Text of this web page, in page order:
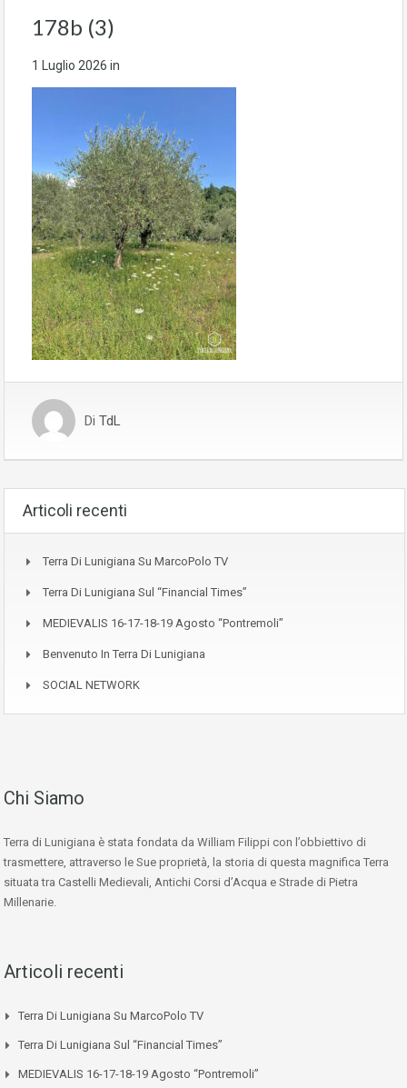
178b (3)
1 Luglio 2026 in
Di TdL
Articoli recenti
Terra Di Lunigiana Su MarcoPolo TV
Terra Di Lunigiana Sul “Financial Times”
MEDIEVALIS 16-17-18-19 Agosto “Pontremoli”
Benvenuto In Terra Di Lunigiana
SOCIAL NETWORK
Chi Siamo
Terra di Lunigiana è stata fondata da William Filippi con l’obbiettivo di
trasmettere, attraverso le Sue proprietà, la storia di questa magnifica Terra
situata tra Castelli Medievali, Antichi Corsi d’Acqua e Strade di Pietra
Millenarie.
Articoli recenti
Terra Di Lunigiana Su MarcoPolo TV
Terra Di Lunigiana Sul “Financial Times”
MEDIEVALIS 16-17-18-19 Agosto “Pontremoli”